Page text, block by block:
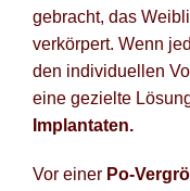
gebracht, das
verkörpert. Wenn
den individuellen
eine gezielte
Implantaten.
Vor einer Po-